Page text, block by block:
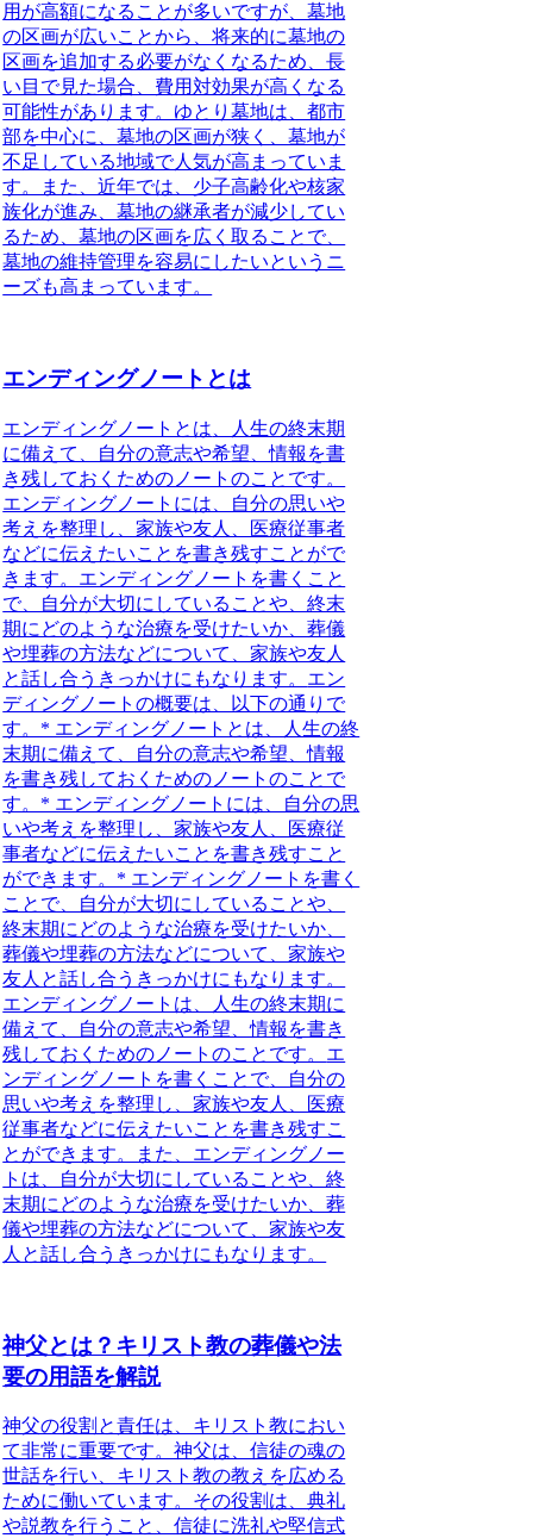
用が高額になることが多いですが、墓地
の区画が広いことから、将来的に墓地の
区画を追加する必要がなくなるため、長
い目で見た場合、費用対効果が高くなる
可能性があります。ゆとり墓地は、都市
部を中心に、墓地の区画が狭く、墓地が
不足している地域で人気が高まっていま
す。また、近年では、少子高齢化や核家
族化が進み、墓地の継承者が減少してい
るため、墓地の区画を広く取ることで、
墓地の維持管理を容易にしたいというニ
ーズも高まっています。
エンディングノートとは
エンディングノートとは 、人生の終末期
に備えて、自分の意志や希望、情報を書
き残しておくためのノートのことです。
エンディングノートには、自分の思いや
考えを整理し、家族や友人、医療従事者
などに伝えたいことを書き残すことがで
きます。エンディングノートを書くこと
で、自分が大切にしていることや、終末
期にどのような治療を受けたいか、葬儀
や埋葬の方法などについて、家族や友人
と話し合うきっかけにもなります。 エン
ディングノートの概要は、以下の通りで
す。* エンディングノートとは、人生の終
末期に備えて、自分の意志や希望、情報
を書き残しておくためのノートのことで
す。* エンディングノートには、自分の思
いや考えを整理し、家族や友人、医療従
事者などに伝えたいことを書き残すこと
ができます。* エンディングノートを書く
ことで、自分が大切にしていることや、
終末期にどのような治療を受けたいか、
葬儀や埋葬の方法などについて、家族や
友人と話し合うきっかけにもなります。
エンディングノートは、人生の終末期に
備えて、自分の意志や希望、情報を書き
残しておくためのノートのことです。 エ
ンディングノートを書くことで、自分の
思いや考えを整理し、家族や友人、医療
従事者などに伝えたいことを書き残すこ
とができます。また、エンディングノー
トは、自分が大切にしていることや、終
末期にどのような治療を受けたいか、葬
儀や埋葬の方法などについて、家族や友
人と話し合うきっかけにもなります。
神父とは？キリスト教の葬儀や法
要の用語を解説
神父の役割と責任は、キリスト教におい
て非常に重要です。神父は、信徒の魂の
世話を行い、キリスト教の教えを広める
ために働いています。その役割は、典礼
や説教を行うこと、信徒に洗礼や堅信式